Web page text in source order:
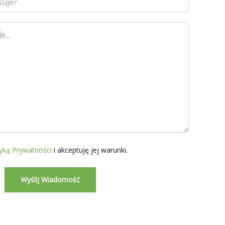
Prywatności i akceptuję jej warunki.
Wyślij Wiadomość